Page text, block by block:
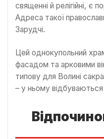
священні й релігійні,
Адреса такої
Зарудчі.
Цей однокупольний
фасадом та арковими
типову для Волині
– у ньому відбуваються